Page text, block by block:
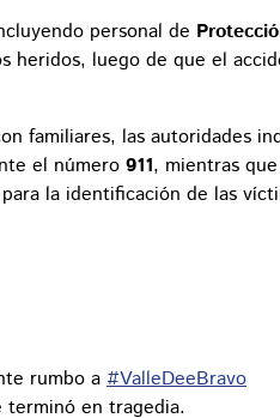
personal de
heridos, luego de que el
familiares, las autoridades
el número 911, mientras
la identificación de las
rumbo a #ValleDeeBravo
terminó en tragedia.